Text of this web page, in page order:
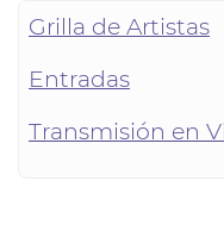
Grilla de Artistas
Entradas
Transmisión en